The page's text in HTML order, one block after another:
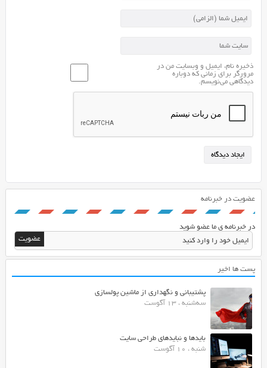
ذخیره نام، ایمیل و وبسایت من در
مرورگر برای زمانی که دوباره
دیدگاهی می‌نویسم.
عضویت در خبرنامه
در خبرنامه ی ما عضو شوید
پست ها اخیر
پشتیبانی و نگهداری از ماشین پولسازی
سه‌شنبه ، 13 آگوست
بایدها و نبایدهای طراحی سایت
شنبه ، 10 آگوست